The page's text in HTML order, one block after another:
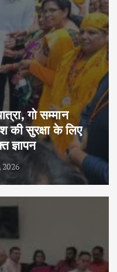
गो सम्मान
की सुरक्षा के लिए
ज्ञापन